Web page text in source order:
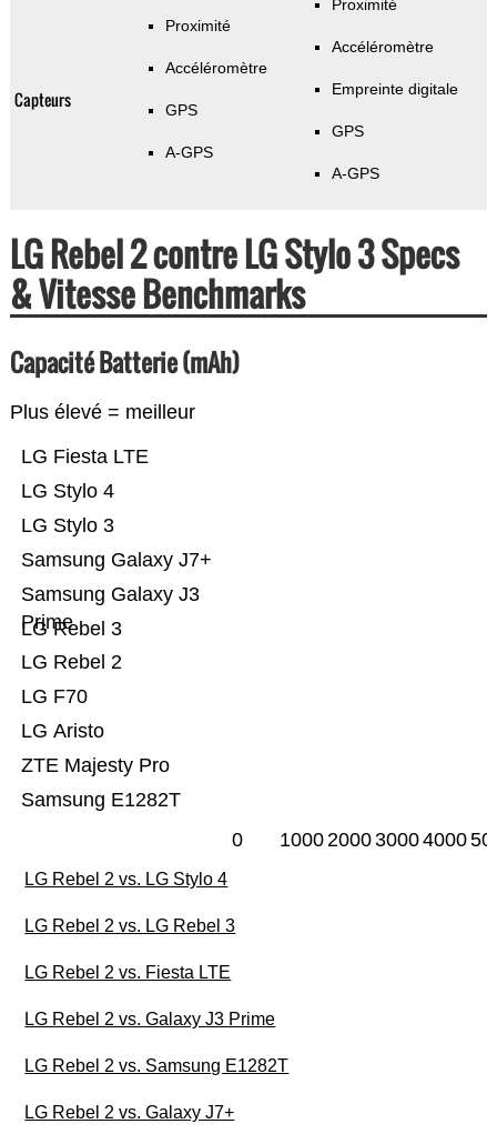
Capteurs
Proximité
Accéléromètre
GPS
A-GPS
Proximité
Accéléromètre
Empreinte digitale
GPS
A-GPS
LG Rebel 2 contre LG Stylo 3 Specs
& Vitesse Benchmarks
Capacité Batterie (mAh)
Plus élevé = meilleur
Samsung E1282T
ZTE Majesty Pro
LG Aristo
LG F70
LG Rebel 2
LG Rebel 3
Samsung Galaxy J3
Prime
Samsung Galaxy J7+
LG Stylo 3
LG Stylo 4
LG Fiesta LTE
0 1000200030004000
LG Rebel 2 vs. LG Stylo 4
LG Rebel 2 vs. LG Rebel 3
LG Rebel 2 vs. Fiesta LTE
LG Rebel 2 vs. Galaxy J3 Prime
LG Rebel 2 vs. Samsung E1282T
LG Rebel 2 vs. Galaxy J7+